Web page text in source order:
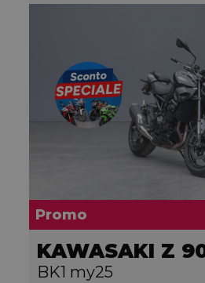
Promo
KAWASAKI Z
BK1 my25